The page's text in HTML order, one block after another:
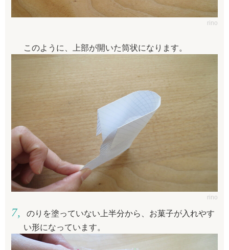
rino
このように、上部が開いた筒状になります。
rino
のりを塗っていない上半分から、お菓子が入れやす
い形になっています。